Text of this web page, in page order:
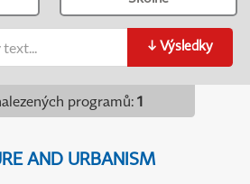
↓ Výsledky
programů: 1
AND URBANISM